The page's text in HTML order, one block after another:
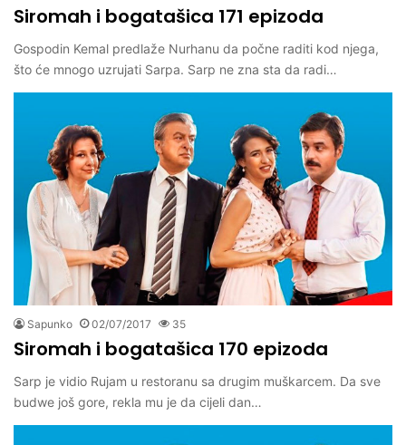
Siromah i bogatašica 171 epizoda
Gospodin Kemal predlaže Nurhanu da počne raditi kod njega,
što će mnogo uzrujati Sarpa. Sarp ne zna sta da radi…
Sapunko 02/07/2017 35
Siromah i bogatašica 170 epizoda
Sarp je vidio Rujam u restoranu sa drugim muškarcem. Da sve
budwe još gore, rekla mu je da cijeli dan…